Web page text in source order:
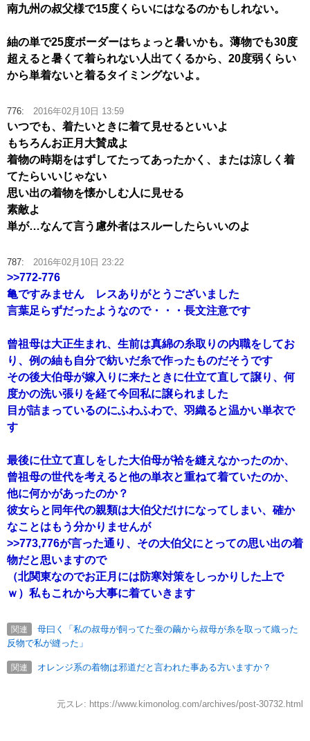
南九州の叔父様で15度くらいにはなるのかもしれない。
紬の単で25度ボーダーはちょっと暑いかも。薄物でも30度
超えると暑くて着られない人出てくるから、20度弱くらい
から単着ないと着るタイミングないよ。
776: 2016年02月10日 13:59
いつでも、着たいときに着て見せるといいよ
もちろんお正月大賛成よ
着物の時期をはずしてたってあったかく、または涼しく着
てたらいいじゃない
思い出の着物を懐かしむ人に見せる
素敵よ
単が…なんて言う慮外者はスルーしたらいいのよ
787: 2016年02月10日 23:22
>>772-776
亀ですみません レスありがとうございました
言葉足らずだったようなので・・・長文注意です
曾祖母は大正生まれ、生前は真綿の糸取りの内職をしてお
り、例の紬も自分で紡いだ糸で作ったものだそうです
その後大伯母が嫁入りに来たときに仕立て直して譲り、何
度かの洗い張りを経て今回私に譲られました
目が詰まっているのにふわふわで、羽織ると温かい単衣で
す
最後に仕立て直しをした大伯母が袷を縫えなかったのか、
曾祖母の世代を考えると他の単衣と重ねて着ていたのか、
他に何かがあったのか？
彼女らと同年代の親類は大伯父だけになってしまい、確か
なことはもう分かりませんが
>>773,776が言った通り、その大伯父にとっての思い出の着
物だと思いますので
（北関東なのでお正月には防寒対策をしっかりした上で
ｗ）私もこれから大事に着ていきます
関連
母曰く「私の叔母が飼ってた蚕の繭から叔母が糸を取って織った
反物で私が縫った」
関連 オレンジ系の着物は邪道だと言われた事ある方いますか？
元スレ: https://www.kimonolog.com/archives/post-30732.html